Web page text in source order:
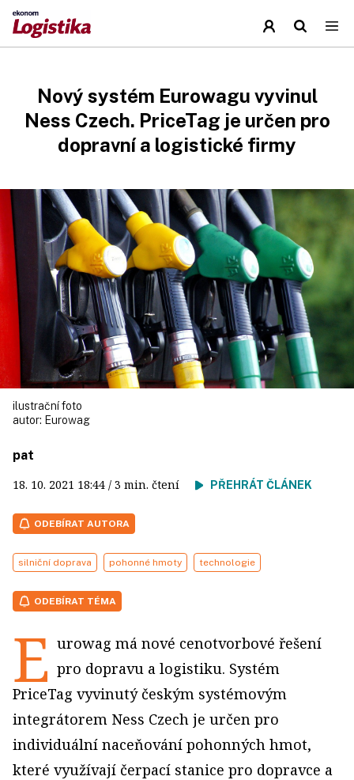
Nový systém Eurowagu vyvinul
Ness Czech. PriceTag je určen pro
dopravní a logistické firmy
ilustrační foto
autor: Eurowag
pat
18. 10. 2021 18:44 / 3 min. čtení PŘEHRÁT ČLÁNEK
ODEBÍRAT AUTORA
silniční doprava pohonné hmoty technologie
ODEBÍRAT TÉMA
E urowag má nové cenotvorbové řešení
pro dopravu a logistiku. Systém
PriceTag vyvinutý českým systémovým
integrátorem Ness Czech je určen pro
individuální naceňování pohonných hmot,
které využívají čerpací stanice pro dopravce a